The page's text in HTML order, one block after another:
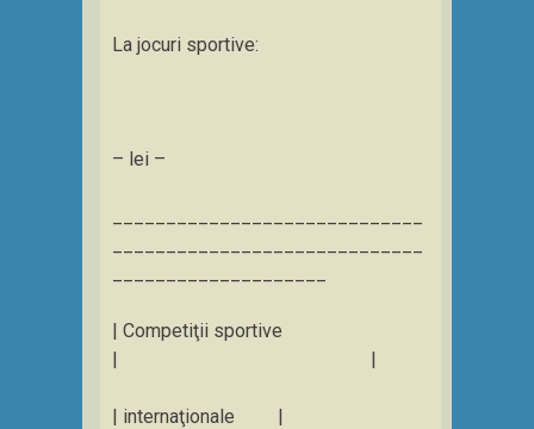
La jocuri sportive:
– lei –
| Competiţii sportive
| |
| internaţionale |